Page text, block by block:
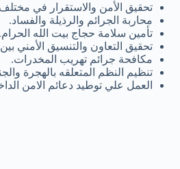
تحقيق الأمن والاستقرار في
محاربة الجرائم والرذيلة والفساد.
تأمين سلامة حجاج بيت الله الحرام.
تحقيق التعاون والتنسيق الأمني
مكافحة جرائم تهريب المخدرات.
تنظيم النظم المتعلقه بالهجرة
العمل علي توطيد دعائم الامن